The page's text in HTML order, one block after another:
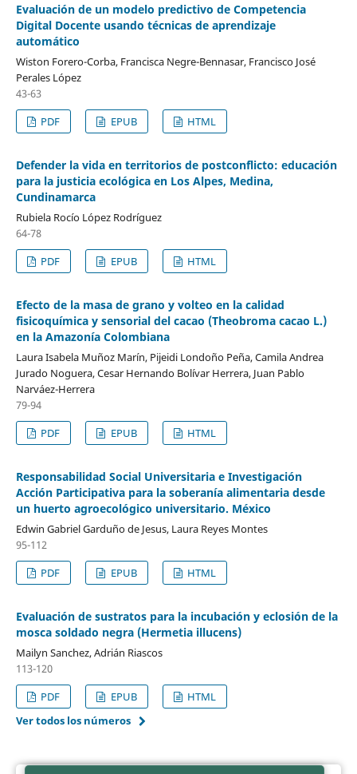
Evaluación de un modelo predictivo de Competencia
Digital Docente usando técnicas de aprendizaje
automático
Wiston Forero-Corba, Francisca Negre-Bennasar, Francisco José
Perales López
43-63
PDF
EPUB HTML
Defender la vida en territorios de postconflicto: educación
para la justicia ecológica en Los Alpes, Medina,
Cundinamarca
Rubiela Rocío López Rodríguez
64-78
PDF
EPUB HTML
Efecto de la masa de grano y volteo en la calidad
fisicoquímica y sensorial del cacao (Theobroma cacao L.)
en la Amazonía Colombiana
Laura Isabela Muñoz Marín, Pijeidi Londoño Peña, Camila Andrea
Jurado Noguera, Cesar Hernando Bolívar Herrera, Juan Pablo
Narváez-Herrera
79-94
PDF
EPUB HTML
Responsabilidad Social Universitaria e Investigación
Acción Participativa para la soberanía alimentaria desde
un huerto agroecológico universitario. México
Edwin Gabriel Garduño de Jesus, Laura Reyes Montes
95-112
PDF
EPUB HTML
Evaluación de sustratos para la incubación y eclosión de la
mosca soldado negra (Hermetia illucens)
Mailyn Sanchez, Adrián Riascos
113-120
PDF
EPUB
HTML
Ver todos los números